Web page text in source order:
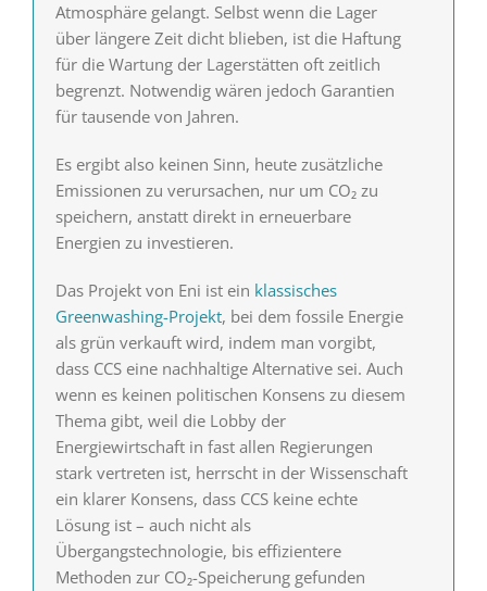
Atmosphäre gelangt. Selbst wenn die Lager
über längere Zeit dicht blieben, ist die Haftung
für die Wartung der Lagerstätten oft zeitlich
begrenzt. Notwendig wären jedoch Garantien
für tausende von Jahren.
Es ergibt also keinen Sinn, heute zusätzliche
Emissionen zu verursachen, nur um CO₂ zu
speichern, anstatt direkt in erneuerbare
Energien zu investieren.
Das Projekt von Eni ist ein klassisches
Greenwashing-Projekt, bei dem fossile Energie
als grün verkauft wird, indem man vorgibt,
dass CCS eine nachhaltige Alternative sei. Auch
wenn es keinen politischen Konsens zu diesem
Thema gibt, weil die Lobby der
Energiewirtschaft in fast allen Regierungen
stark vertreten ist, herrscht in der Wissenschaft
ein klarer Konsens, dass CCS keine echte
Lösung ist – auch nicht als
Übergangstechnologie, bis effizientere
Methoden zur CO₂-Speicherung gefunden